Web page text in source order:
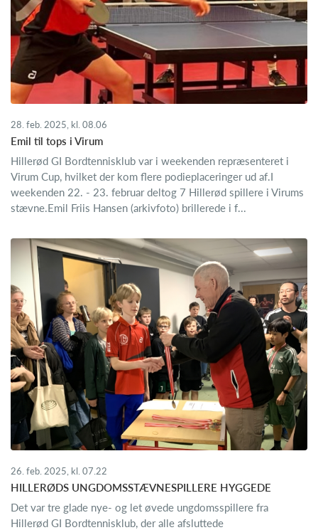
28. feb. 2025, kl. 08.06
​Emil til tops i Virum
Hillerød GI Bordtennisklub var i weekenden repræsenteret i
Virum Cup, hvilket der kom flere podieplaceringer ud af.I
weekenden 22. - 23. februar deltog 7 Hillerød spillere i Virums
stævne.Emil Friis Hansen (arkivfoto) brillerede i f...
26. feb. 2025, kl. 07.22
HILLERØDS UNGDOMSSTÆVNESPILLERE HYGGEDE
Det var tre glade nye- og let øvede ungdomsspillere fra
Hillerød GI Bordtennisklub, der alle afsluttede